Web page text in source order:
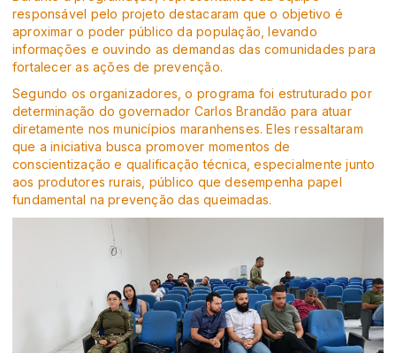
responsável pelo projeto destacaram que o objetivo é
aproximar o poder público da população, levando
informações e ouvindo as demandas das comunidades para
fortalecer as ações de prevenção.
Segundo os organizadores, o programa foi estruturado por
determinação do governador Carlos Brandão para atuar
diretamente nos municípios maranhenses. Eles ressaltaram
que a iniciativa busca promover momentos de
conscientização e qualificação técnica, especialmente junto
aos produtores rurais, público que desempenha papel
fundamental na prevenção das queimadas.